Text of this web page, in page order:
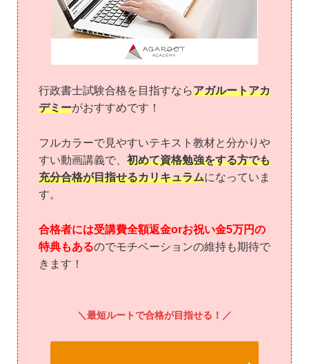
行政書士試験合格を目指すならアガルートアカ
デミーがおすすめです！
フルカラーで見やすいテキスト教材と分かりや
すい動画講義で、 初めて資格勉強をする方でも
充分合格が目指せるカリキュラムになっていま
す。
合格者には受講費全額返金orお祝い金5万円の
特典もあるのでモチベーションの維持も期待で
きます！
最短ルートで合格が目指せる！